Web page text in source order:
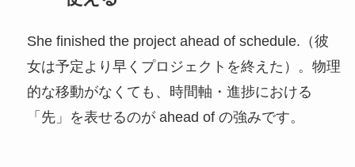
She finished the project ahead of schedule.（彼
女は予定より早くプロジェクトを終えた）。物理
的な移動がなくても、時間軸・進捗における
「先」を表せるのが ahead of の強みです。